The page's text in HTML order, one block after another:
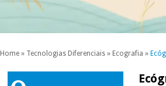
Home » Tecnologias Diferenciais » Ecografia »